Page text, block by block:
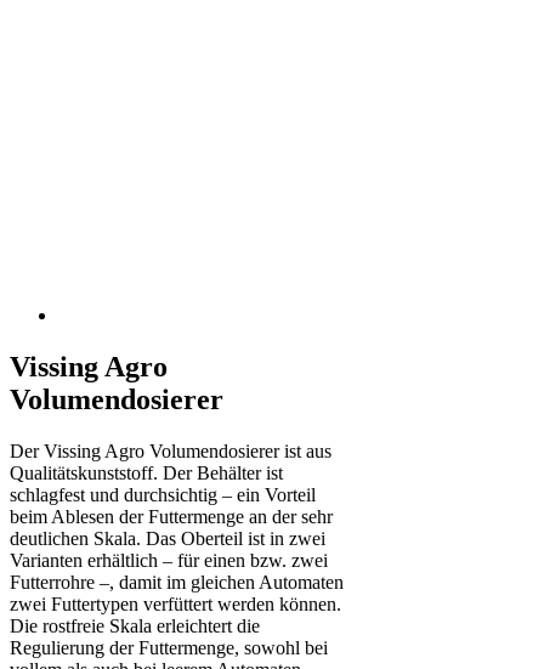
Vissing Agro
Volumendosierer
Der Vissing Agro Volumendosierer ist aus
Qualitätskunststoff. Der Behälter ist
schlagfest und durchsichtig – ein Vorteil
beim Ablesen der Futtermenge an der sehr
deutlichen Skala. Das Oberteil ist in zwei
Varianten erhältlich – für einen bzw. zwei
Futterrohre –, damit im gleichen Automaten
zwei Futtertypen verfüttert werden können.
Die rostfreie Skala erleichtert die
Regulierung der Futtermenge, sowohl bei